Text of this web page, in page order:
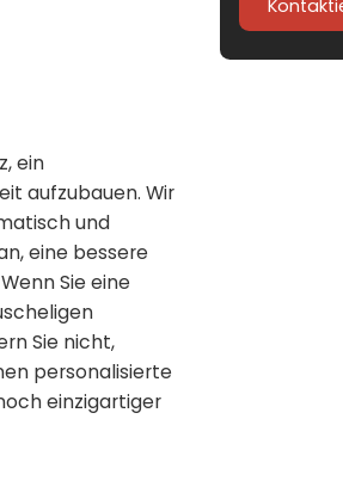
ein
aufzubauen. Wir
und
eine bessere
Sie eine
Sie nicht,
personalisierte
einzigartiger